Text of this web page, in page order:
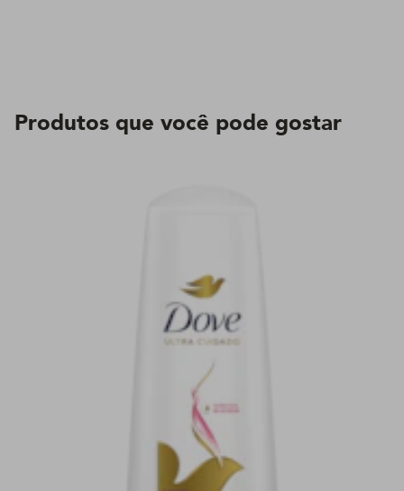
Produtos que você pode gostar